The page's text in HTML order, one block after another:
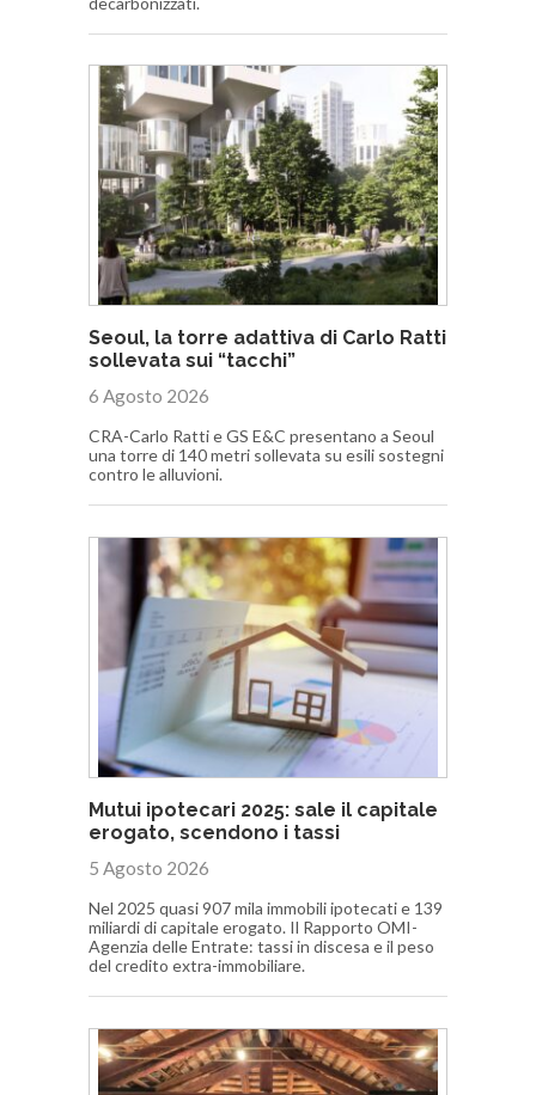
Seoul, la torre adattiva di Carlo Ratti
sollevata sui “tacchi”
6 Agosto 2026
CRA-Carlo Ratti e GS E&C presentano a Seoul
una torre di 140 metri sollevata su esili sostegni
contro le alluvioni.
Mutui ipotecari 2025: sale il capitale
erogato, scendono i tassi
5 Agosto 2026
Nel 2025 quasi 907 mila immobili ipotecati e 139
miliardi di capitale erogato. Il Rapporto OMI-
Agenzia delle Entrate: tassi in discesa e il peso
del credito extra-immobiliare.